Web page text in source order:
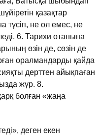
қазақтар
түсiп, не ол емес, не
6. Тарихи отанына
өзiн де, сөзiн де
оралмандарды қайда
дерттен айықпаған
жүр. 8.
болған «жаңа
деген екен